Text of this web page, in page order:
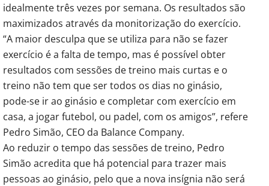
idealmente três vezes por semana. Os resultados são
maximizados através da monitorização do exercício.
“A maior desculpa que se utiliza para não se fazer
exercício é a falta de tempo, mas é possível obter
resultados com sessões de treino mais curtas e o
treino não tem que ser todos os dias no ginásio,
pode-se ir ao ginásio e completar com exercício em
casa, a jogar futebol, ou padel, com os amigos”, refere
Pedro Simão, CEO da Balance Company.
Ao reduzir o tempo das sessões de treino, Pedro
Simão acredita que há potencial para trazer mais
pessoas ao ginásio, pelo que a nova insígnia não será